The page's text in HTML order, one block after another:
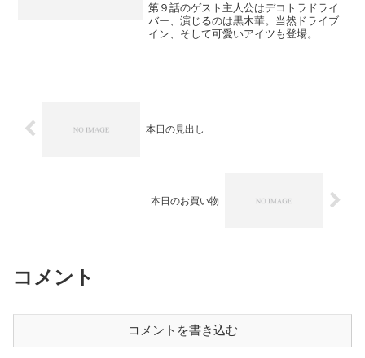
第９話のゲスト主人公はデコトラドライ
バー、演じるのは黒木華。当然ドライブ
イン、そして可愛いアイツも登場。
本日の見出し
本日のお買い物
コメント
コメントを書き込む